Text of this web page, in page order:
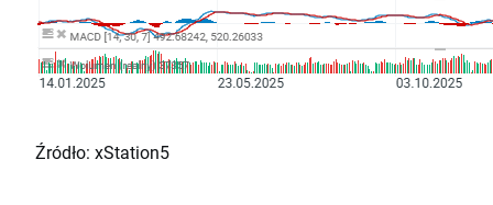
Źródło: xStation5